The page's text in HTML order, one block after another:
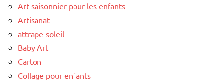
Art saisonnier pour les enfants
Artisanat
attrape-soleil
Baby Art
Carton
Collage pour enfants